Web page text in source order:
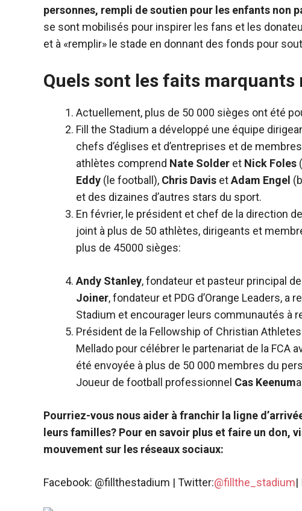
personnes, rempli de soutien pour les enfants non
se sont mobilisés pour inspirer les fans et les
et à «remplir» le stade en donnant des fonds pour
Quels sont les faits
Actuellement, plus de 50 000 sièges ont été
Fill the Stadium a développé une équipe
chefs d’églises et d’entreprises et de
athlètes comprend Nate Solder et Nick Foles
Eddy (le football), Chris Davis etAdam Engel
et des dizaines d’autres stars du sport.
En février, le président et chef de la direction
joint à plus de 50 athlètes, dirigeants et
plus de 45000 sièges:
Andy Stanley, fondateur et pasteur principal
Joiner, fondateur et PDG d’Orange Leaders,
Stadium et encourager leurs communautés à
Président de la Fellowship of Christian Athletes
Mellado pour célébrer le partenariat de la FCA
été envoyée à plus de 50 000 membres du
Joueur de football professionnel Cas Keenum
Pourriez-vous nous aider à franchir la ligne
leurs familles? Pour en savoir plus et faire un don,
mouvement sur les réseaux sociaux:
Facebook: @fillthestadium | Twitter:@fillthe_stadium|